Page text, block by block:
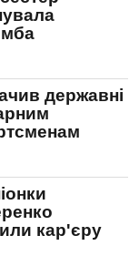
державні
кар'єру